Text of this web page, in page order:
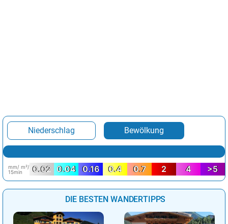
Niederschlag Bewölkung
mm/ m²/
15min
0.02 0.04 0.16 0.4 0.7 2 4 >5
DIE BESTEN WANDERTIPPS